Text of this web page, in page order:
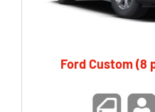
Ford Custom (8